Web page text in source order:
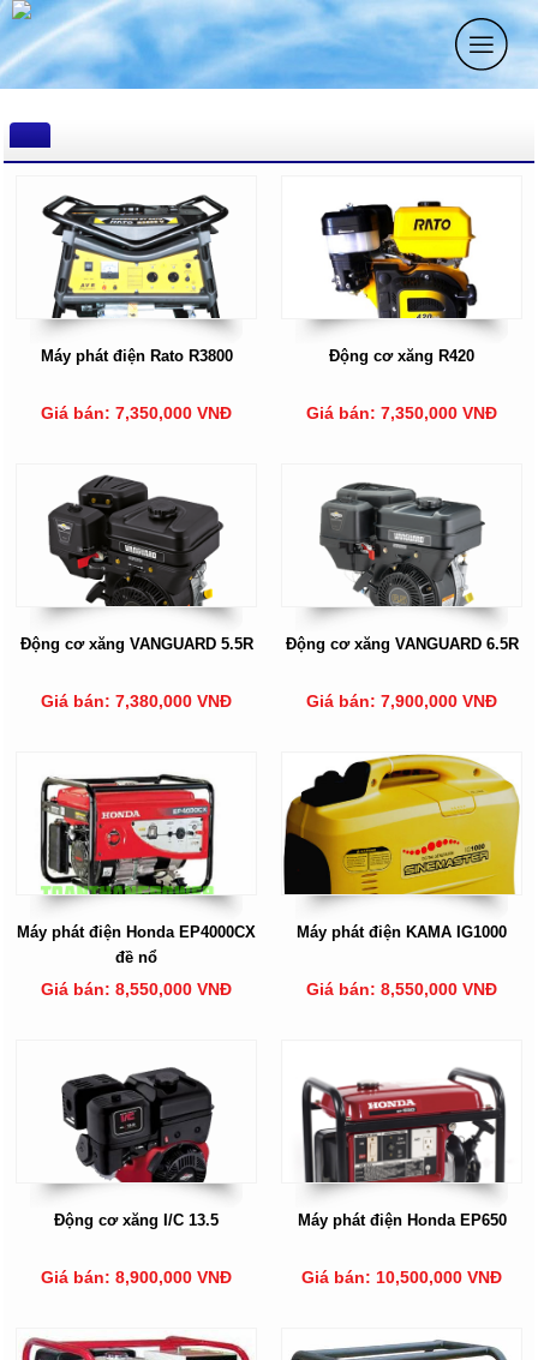
Máy phát điện Rato R3800
Giá bán: 7,350,000 VNĐ
Động cơ xăng R420
Giá bán: 7,350,000 VNĐ
Động cơ xăng VANGUARD 5.5R
Giá bán: 7,380,000 VNĐ
Động cơ xăng VANGUARD 6.5R
Giá bán: 7,900,000 VNĐ
Máy phát điện Honda EP4000CX
đề nổ
Giá bán: 8,550,000 VNĐ
Máy phát điện KAMA IG1000
Giá bán: 8,550,000 VNĐ
Động cơ xăng I/C 13.5
Giá bán: 8,900,000 VNĐ
Máy phát điện Honda EP650
Giá bán: 10,500,000 VNĐ